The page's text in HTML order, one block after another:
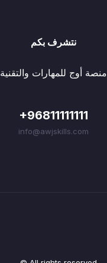
نتشرف بكم
منصة أوج للمهارات والتقنية
+96811111111
info@awjskills.com